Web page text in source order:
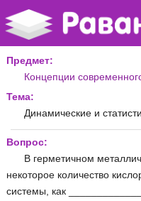
Предмет:
Концепции
Тема:
Динамические и
Вопрос:
В герметичном
некоторое количество
системы, как